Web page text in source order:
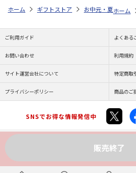
販売終了
ホーム ギフトストア お中元・夏ギフト
ホーム
ご利用ガイド よくある
お問い合わせ 利用規約
サイト運営会社について 特定商取
プライバシーポリシー 商品のご
SNSでお得な情報発信中